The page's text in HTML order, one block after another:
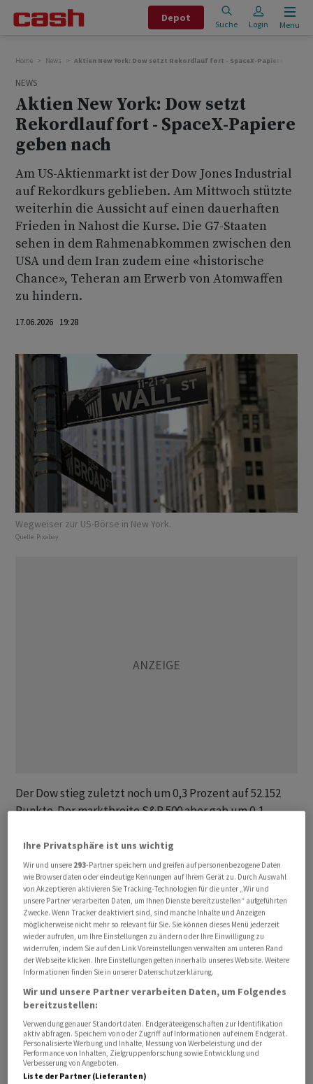
Depot
Suche Login Menu
Home News Aktien New York: Dow setzt Rekordlauf fort - SpaceX-Papiere geben
NEWS
Aktien New York: Dow setzt
Rekordlauf fort - SpaceX-Papiere
geben nach
Am US-Aktienmarkt ist der Dow Jones Industrial
auf Rekordkurs geblieben. Am Mittwoch stützte
weiterhin die Aussicht auf einen dauerhaften
Frieden in Nahost die Kurse. Die G7-Staaten
sehen in dem Rahmenabkommen zwischen den
USA und dem Iran zudem eine «historische
Chance», Teheran am Erwerb von Atomwaffen
zu hindern.
17.06.2026 19:28
Wegweiser zur US-Börse in New York.
Quelle: Pixabay
Der Dow stieg zuletzt noch um 0,3 Prozent auf 52.152
Punkte. Der marktbreite S&P 500 aber gab um 0,1
technologielastigen Auswahlindex Nasdaq 100
wiederum ging es um 0,2 Prozent auf 30.036 Punkte
nach oben.
Der von US-Präsident Donald Trump erzielte Deal, der
am Freitag von beiden Kriegsparteien unterzeichnet
werden soll, könne «Frieden und Sicherheit für alle in
der Region bringen», hiess es in einer Erklärung der
Staats- und Regierungschefs bei ihrem Gipfeltreffen im
französischen Evian. In Bezug auf die Strasse von
Hormus bekräftigten die G7-Staaten, dass «das Recht
auf ungehinderte und gebührenfreie Durchfahrt die
Grundlage des internationalen Handels bildet». Die
Hoffnung auf ein Ende des Krieges und die damit
Ihre Privatsphäre ist uns wichtig
Wir und unsere 293-Partner speichern und greifen auf personenbezogene Daten
wie Browserdaten oder eindeutige Kennungen auf Ihrem Gerät zu. Durch Auswahl
von Akzeptieren aktivieren Sie Tracking-Technologien für die unter „Wir und
unsere Partner verarbeiten Daten, um Ihnen Dienste bereitzustellen“ aufgeführten
Zwecke. Wenn Tracker deaktiviert sind, sind manche Inhalte und Anzeigen
möglicherweise nicht mehr so relevant für Sie. Sie können dieses Menü jederzeit
wieder aufrufen, um Ihre Einstellungen zu ändern oder Ihre Einwilligung zu
widerrufen, indem Sie auf den Link Voreinstellungen verwalten am unteren Rand
der Webseite klicken. Ihre Einstellungen gelten innerhalb unseres Website. Weitere
Informationen finden Sie in unserer Datenschutzerklärung.
Wir und unsere Partner verarbeiten Daten, um Folgendes
bereitzustellen:
Verwendung genauer Standortdaten. Endgeräteeigenschaften zur Identifikation
aktiv abfragen. Speichern von oder Zugriff auf Informationen auf einem Endgerät.
Personalisierte Werbung und Inhalte, Messung von Werbeleistung und der
Performance von Inhalten, Zielgruppenforschung sowie Entwicklung und
Verbesserung von Angeboten.
Liste der Partner (Lieferanten)